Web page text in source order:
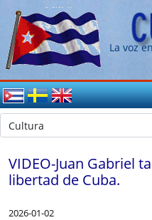
La voz
VIDEO-Juan Gabriel
libertad de Cuba.
2026-01-02